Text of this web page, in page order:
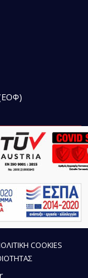
COOKIES